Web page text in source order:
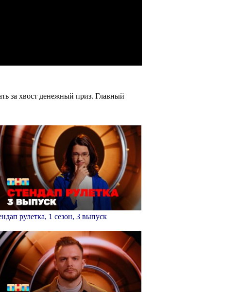
за хвост денежный приз. Главный
рулетка, 1 сезон, 3 выпуск